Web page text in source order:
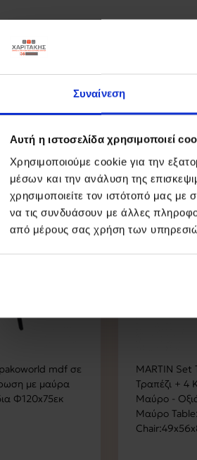
Συναίνεση
Αυτή η ιστοσελίδα χρησιμοποιεί
Χρησιμοποιούμε cookie για την
μέσων και την ανάλυση της
χρησιμοποιείτε τον ιστότοπό μας
να τις συνδυάσουν με άλλες
από μέρους σας χρήση των
mdf σε
με μαύρα
Φ120x75εκ
MARTIN Set
Τραπέζι + 4
Μαύρο -
Μαύρο